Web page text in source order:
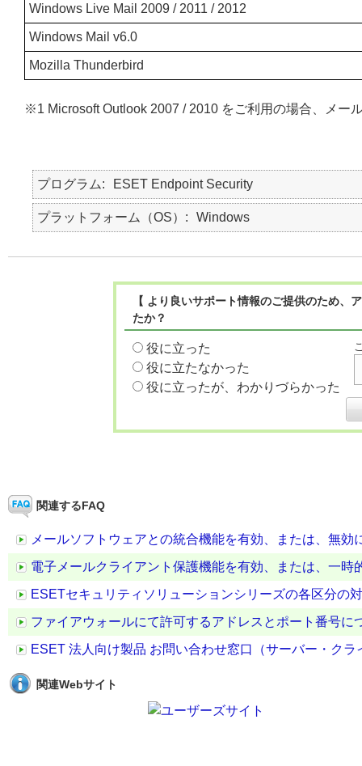
Windows Live Mail 2009 / 2011 / 2012
Windows Mail v6.0
Mozilla Thunderbird
※1 Microsoft Outlook 2007 / 2010 をご利用の場合、メー
プログラム ESET Endpoint Security
プラットフォーム（OS） Windows
【 より良いサポート情報のご提供のため
たか？
役に立った
役に立たなかった
役に立ったが、わかりづらかった
関連するFAQ
メールソフトウェアとの統合機能を有効、または、無効
電子メールクライアント保護機能を有効、または、一時
ESETセキュリティソリューションシリーズの各区分の
ファイアウォールにて許可するアドレスとポート番号に
ESET 法人向け製品 お問い合わせ窓口（サーバー・クラ
関連Webサイト